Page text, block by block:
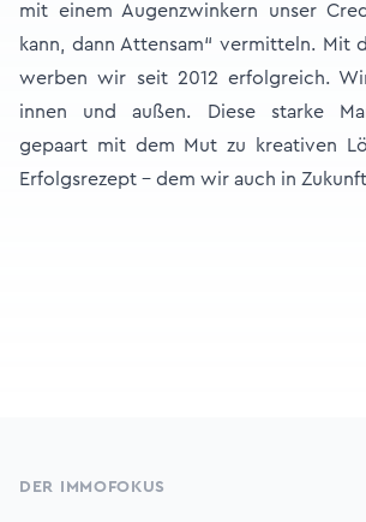
mit einem Augenzwinkern unser
kann, dann Attensam“ vermitteln. Mit
werben wir seit 2012 erfolgreich.
innen und außen. Diese starke
gepaart mit dem Mut zu kreativen
Erfolgsrezept – dem wir auch in
DER IMMOFOKUS